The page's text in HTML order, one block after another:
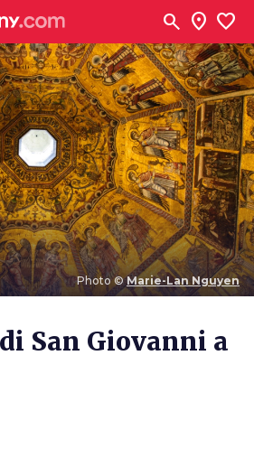
search location_on favorite
Photo © Marie-Lan Nguyen
San Giovanni a